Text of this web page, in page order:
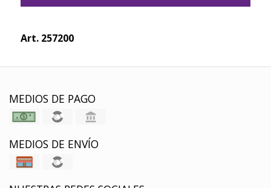
Art. 257200
MEDIOS DE PAGO
MEDIOS DE ENVÍO